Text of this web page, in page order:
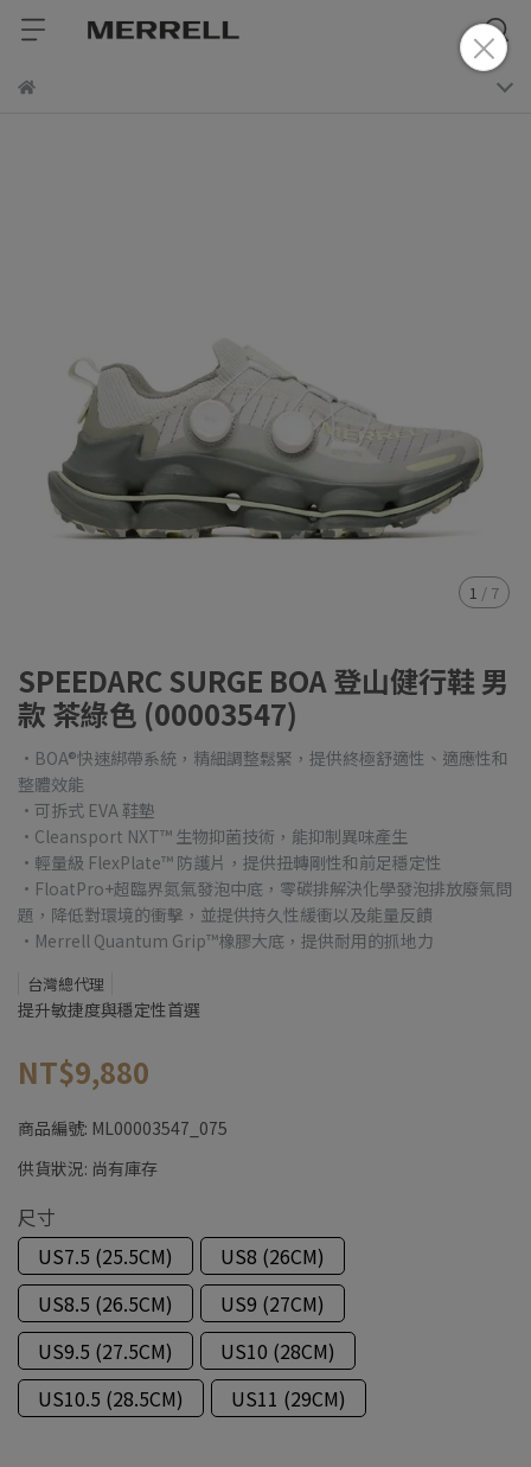
1 / 7
SPEEDARC SURGE BOA 登山健行鞋 男
款 茶綠色 (00003547)
•BOA®快速綁帶系統，精細調整鬆緊，提供終極舒適性、適應性和
整體效能
•可拆式 EVA 鞋墊
•Cleansport NXT™ 生物抑菌技術，能抑制異味產生
•輕量級 FlexPlate™ 防護片，提供扭轉剛性和前足穩定性
•FloatPro+超臨界氮氣發泡中底，零碳排解決化學發泡排放廢氣問
題，降低對環境的衝擊，並提供持久性緩衝以及能量反饋
•Merrell Quantum Grip™橡膠大底，提供耐用的抓地力
台灣總代理
提升敏捷度與穩定性首選
NT$9,880
商品編號: ML00003547_075
供貨狀況: 尚有庫存
尺寸
US7.5 (25.5CM)
US8 (26CM)
US8.5 (26.5CM)
US9 (27CM)
US9.5 (27.5CM)
US10 (28CM)
US10.5 (28.5CM)
US11 (29CM)